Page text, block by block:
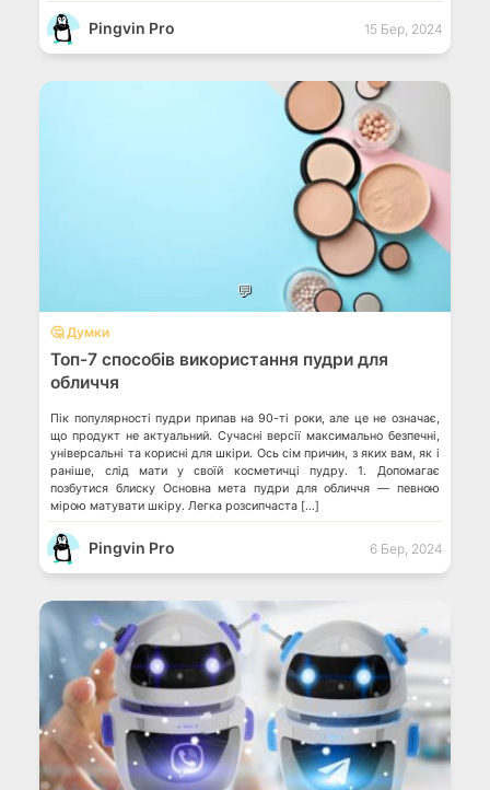
Pingvin Pro 15 Бер, 2024
💬
🤔 Думки
Топ-7 способів використання пудри для
обличчя
Пік популярності пудри припав на 90-ті роки, але це не означає,
що продукт не актуальний. Сучасні версії максимально безпечні,
універсальні та корисні для шкіри. Ось сім причин, з яких вам, як і
раніше, слід мати у своїй косметичці пудру. 1. Допомагає
позбутися блиску Основна мета пудри для обличчя — певною
мірою матувати шкіру. Легка розсипчаста […]
Pingvin Pro 6 Бер, 2024